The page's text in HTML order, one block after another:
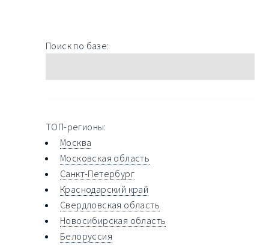
Поиск по базе:
ТОП-регионы:
Москва
Московская область
Санкт-Петербург
Краснодарский край
Свердловская область
Новосибирская область
Белоруссия